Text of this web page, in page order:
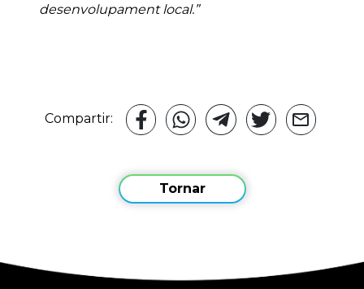
desenvolupament local.”
Compartir:
Tornar